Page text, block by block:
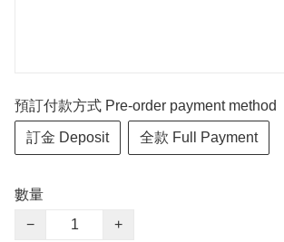
預訂付款方式 Pre-order payment method
訂金 Deposit 全款 Full Payment
數量
−
+